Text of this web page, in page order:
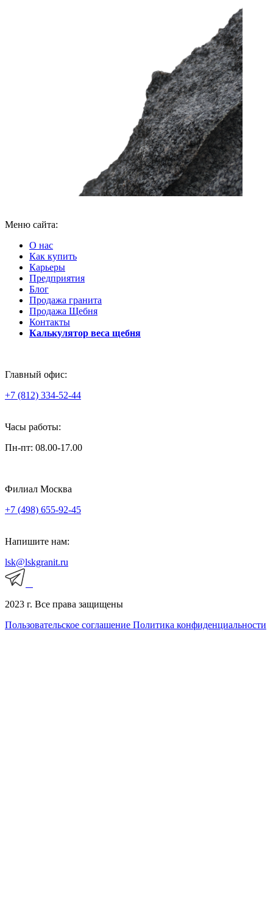
Меню сайта:
О нас
Как купить
Карьеры
Предприятия
Блог
Продажа гранита
Продажа Щебня
Контакты
Калькулятор веса щебня
Главный офис:
+7 (812) 334-52-44
Часы работы:
Пн-пт: 08.00-17.00
Филиал Москва
+7 (498) 655-92-45
Напишите нам:
lsk@lskgranit.ru
2023 г. Все права защищены
Пользовательское соглашение Политика конфиденциальности